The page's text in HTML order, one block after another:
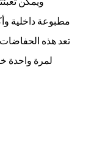
مطبوعة داخلية
لمرة واحدة